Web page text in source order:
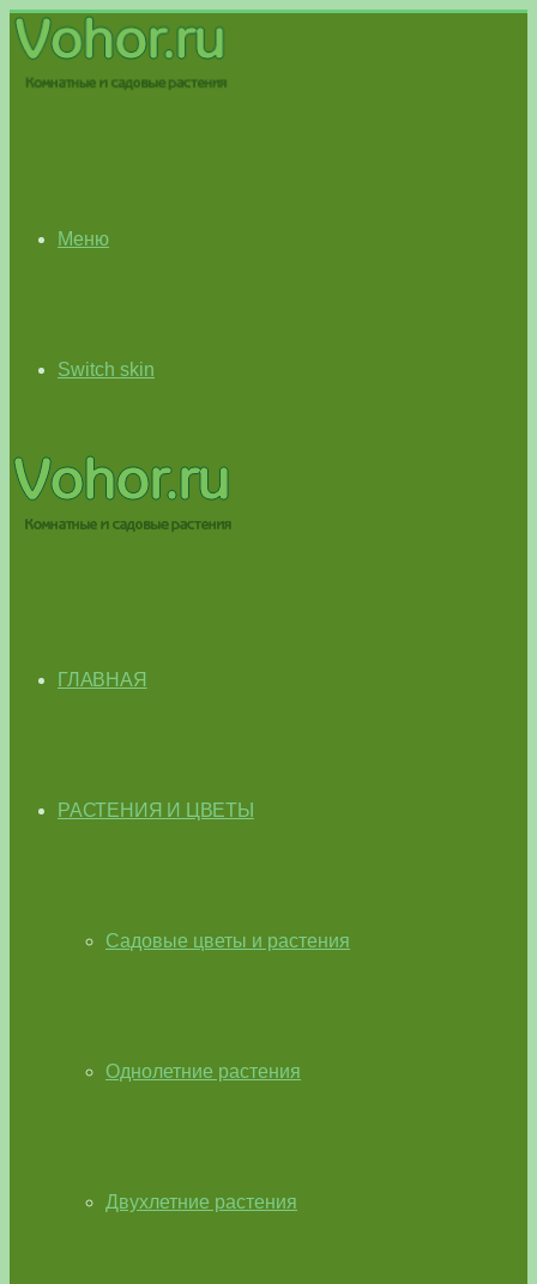
Меню
Switch skin
ГЛАВНАЯ
РАСТЕНИЯ И ЦВЕТЫ
Садовые цветы и растения
Однолетние растения
Двухлетние растения